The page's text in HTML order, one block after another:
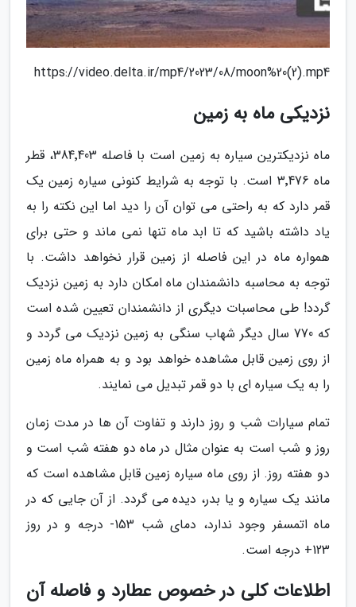
https://video.delta.ir/mp4/2023/08/moon%20(2).mp4
نزدیکی ماه به زمین
ماه نزدیکترین سیاره به زمین است با فاصله 384٬403، قطر
ماه 3٬476 است. با توجه به شرایط کنونی سیاره زمین یک
قمر دارد که به راحتی می توان آن را دید اما این نکته را به
یاد داشته باشید که تا ابد ماه تنها نمی ماند و حتی برای
همواره ماه در این فاصله از زمین قرار نخواهد داشت. با
توجه به محاسبه دانشمندان ماه امکان دارد به زمین نزدیک
گردد! طی محاسبات دیگری از دانشمندان تعیین شده است
که 770 سال دیگر شهاب سنگی به زمین نزدیک می گردد و
از روی زمین قابل مشاهده خواهد بود و به همراه ماه زمین
را به یک سیاره ای با دو قمر تبدیل می نمایند.
تمام سیارات شب و روز دارند و تفاوت آن ها در مدت زمان
روز و شب است به عنوان مثال در ماه دو هفته شب است و
دو هفته روز. از روی ماه سیاره زمین قابل مشاهده است که
مانند یک سیاره و یا بدر، دیده می گردد. از آن جایی که در
ماه اتمسفر وجود ندارد، دمای شب 153- درجه و در روز
123+ درجه است.
اطلاعات کلی در خصوص عطارد و فاصله آن